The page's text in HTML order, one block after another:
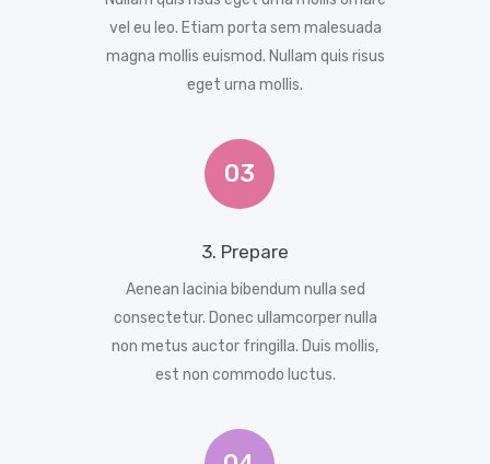
vel eu leo. Etiam porta sem malesuada
magna mollis euismod. Nullam quis risus
eget urna mollis.
03
3. Prepare
Aenean lacinia bibendum nulla sed
consectetur. Donec ullamcorper nulla
non metus auctor fringilla. Duis mollis,
est non commodo luctus.